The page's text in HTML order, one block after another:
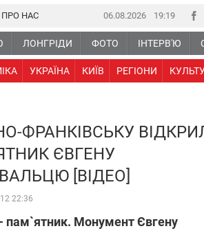
06.08.2026 19 19
ЛОНГРІДИ ФОТО ІНТЕРВ'Ю
УКРАЇНА КИЇВ РЕГІОНИ
ПРО НАС
ФРАНКІВСЬКУ
ЄВГЕНУ
[ВІДЕО]
22:36
пам`ятник. Монумент Євгену